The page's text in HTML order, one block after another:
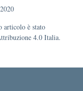
articolo è stato
4.0 Italia.